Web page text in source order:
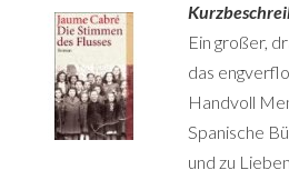
Ein großer,
das
Handvoll
Spanische
und zu